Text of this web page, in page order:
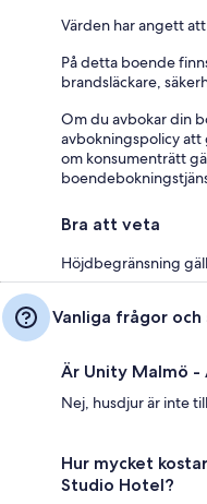
Värden har angett
På detta boende
brandsläckare,
Om du avbokar din
avbokningspolicy att
om konsumenträtt
Bra att veta
Höjdbegränsning
Vanliga frågor och
Är Unity Malmö -
Nej, husdjur är inte
Hur mycket
Studio Hotel?